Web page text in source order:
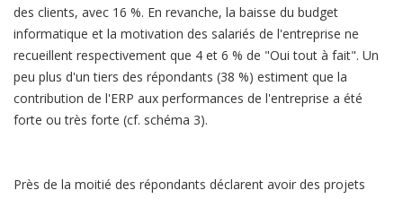
des clients, avec 16 %. En revanche, la baisse du budget
informatique et la motivation des salariés de l'entreprise ne
recueillent respectivement que 4 et 6 % de "Oui tout à fait". Un
peu plus d'un tiers des répondants (38 %) estiment que la
contribution de l'ERP aux performances de l'entreprise a été
forte ou très forte (cf. schéma 3).
Près de la moitié des répondants déclarent avoir des projets